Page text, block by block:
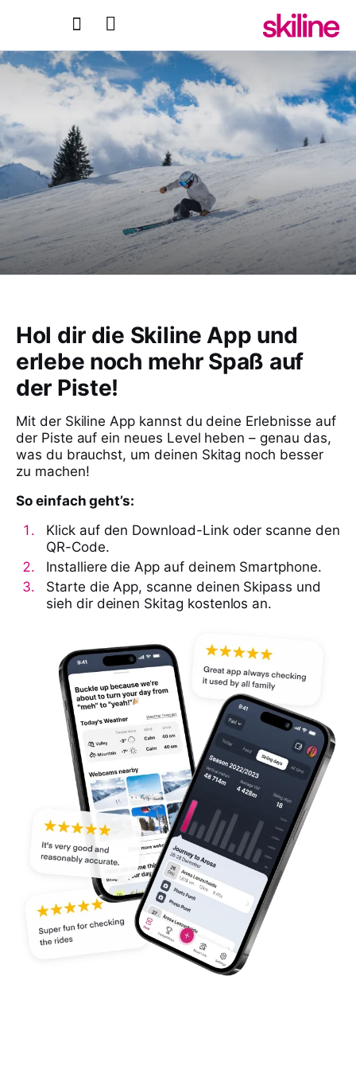
Hol dir die Skiline App und
erlebe noch mehr Spaß auf
der Piste!
Mit der Skiline App kannst du deine Erlebnisse auf
der Piste auf ein neues Level heben – genau das,
was du brauchst, um deinen Skitag noch besser
zu machen!
So einfach geht’s:
Klick auf den Download-Link oder scanne den
QR-Code.
Installiere die App auf deinem Smartphone.
Starte die App, scanne deinen Skipass und
sieh dir deinen Skitag kostenlos an.